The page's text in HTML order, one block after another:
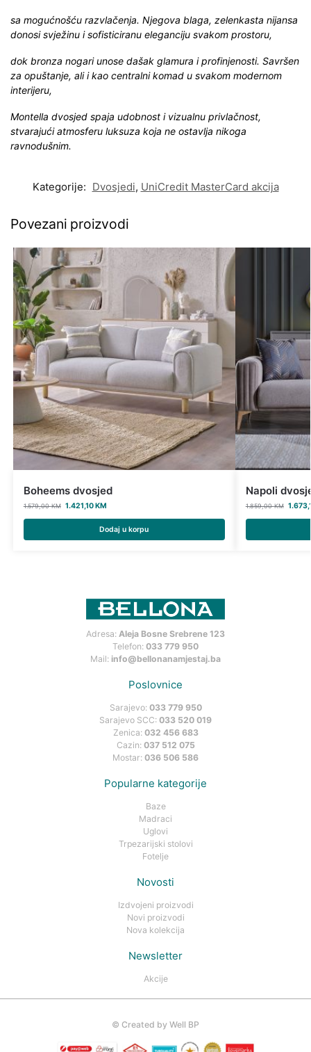
sa mogućnošću razvlačenja. Njegova blaga, zelenkasta nijansa
donosi svježinu i sofisticiranu eleganciju svakom prostoru,
dok bronza nogari unose dašak glamura i profinjenosti. Savršen
za opuštanje, ali i kao centralni komad u svakom modernom
interijeru,
Montella dvosjed spaja udobnost i vizualnu privlačnost,
stvarajući atmosferu luksuza koja ne ostavlja nikoga
ravnodušnim.
Kategorije: Dvosjedi, UniCredit MasterCard akcija
Povezani proizvodi
Boheems dvosjed
1.579,00KM 1.421,10KM
Dodaj u korpu
Napoli
1.859,00KM
Adresa: Aleja Bosne Srebrene 123
Telefon: 033 779 950
Mail: info@bellonanamjestaj.ba
Poslovnice
Sarajevo: 033 779 950
Sarajevo SCC: 033 520 019
Zenica: 032 456 683
Cazin: 037 512 075
Mostar: 036 506 586
Popularne kategorije
Baze
Madraci
Uglovi
Trpezarijski stolovi
Fotelje
Novosti
Izdvojeni proizvodi
Novi proizvodi
Nova kolekcija
Newsletter
Akcije
© Created by Well BP